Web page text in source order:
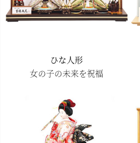
ひな人形
女の子の未来を祝福